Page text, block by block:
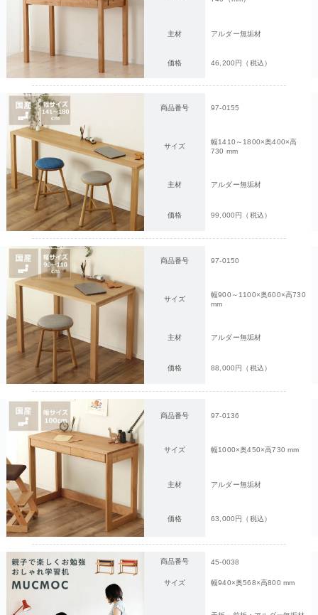
主材 アルダー無垢材
価格 46,200円（税込）
商品番号 97-0155
サイズ
幅1410～1800×奥400×高
730 mm
主材 アルダー無垢材
価格 99,000円（税込）
商品番号 97-0150
サイズ
幅900～1100×奥600×高730
mm
主材 アルダー無垢材
価格 88,000円（税込）
商品番号 97-0136
サイズ 幅1000×奥450×高730 mm
主材 アルダー無垢材
価格 63,000円（税込）
商品番号 45-0038
サイズ 幅940×奥568×高800 mm